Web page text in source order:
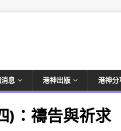
息 港神出版 港神分
)：禱告與祈求